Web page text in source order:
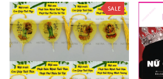
SALE